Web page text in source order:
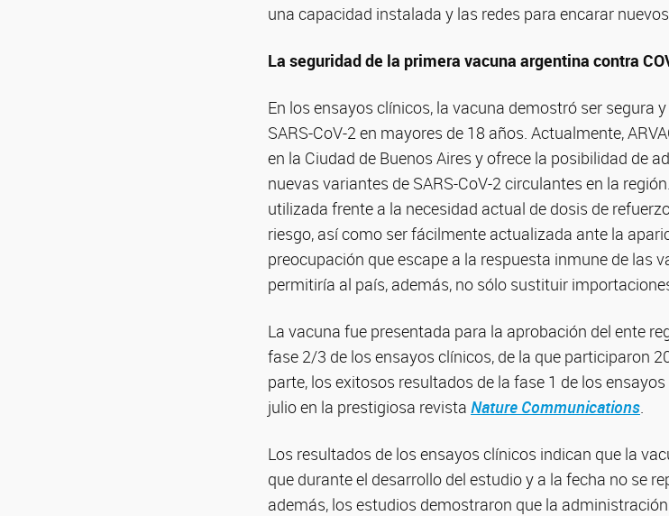
una capacidad instalada y las redes para encarar
La seguridad de la primera vacuna argentina contra
En los ensayos clínicos, la vacuna demostró ser segura
SARS-CoV-2 en mayores de 18 años. Actualmente,
en la Ciudad de Buenos Aires y ofrece la posibilidad de
nuevas variantes de SARS-CoV-2 circulantes en la
utilizada frente a la necesidad actual de dosis de
riesgo, así como ser fácilmente actualizada ante la
preocupación que escape a la respuesta inmune de las
permitiría al país, además, no sólo sustituir
La vacuna fue presentada para la aprobación del ente
fase 2/3 de los ensayos clínicos, de la que participaron
parte, los exitosos resultados de la fase 1 de los
julio en la prestigiosa revista Nature Communications.
Los resultados de los ensayos clínicos indican que la
que durante el desarrollo del estudio y a la fecha no se
además, los estudios demostraron que la